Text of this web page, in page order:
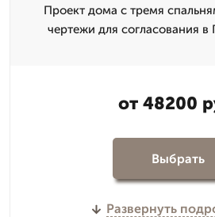
Проект дома с тремя
чертежи для согласования
от 48200
Выбрать
Развернуть